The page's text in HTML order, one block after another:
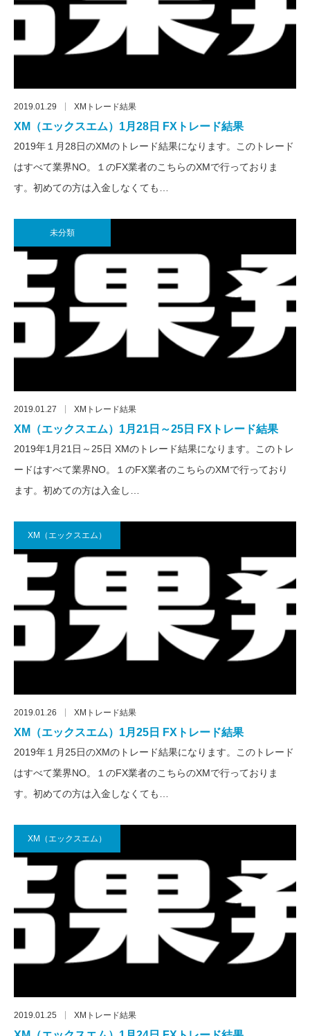
2019.01.29 XMトレード結果
XM（エックスエム）1月28日 FXトレード結果
2019年１月28日のXMのトレード結果になります。このトレード
はすべて業界NO。１のFX業者のこちらのXMで行っておりま
す。初めての方は入金しなくても…
未分類
2019.01.27 XMトレード結果
XM（エックスエム）1月21日～25日 FXトレード結果
2019年1月21日～25日 XMのトレード結果になります。このトレ
ードはすべて業界NO。１のFX業者のこちらのXMで行っており
ます。初めての方は入金し…
XM（エックスエム）
2019.01.26 XMトレード結果
XM（エックスエム）1月25日 FXトレード結果
2019年１月25日のXMのトレード結果になります。このトレード
はすべて業界NO。１のFX業者のこちらのXMで行っておりま
す。初めての方は入金しなくても…
XM（エックスエム）
2019.01.25 XMトレード結果